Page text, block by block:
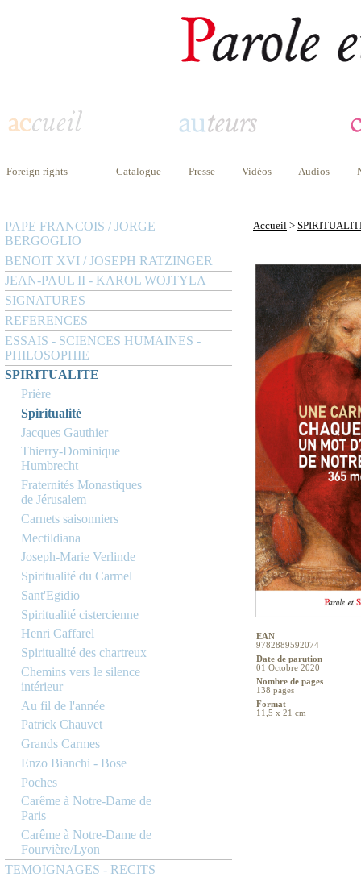
Foreign rights Catalogue Presse Vidéos Audios
PAPE FRANCOIS / JORGE
BERGOGLIO
BENOIT XVI / JOSEPH RATZINGER
JEAN-PAUL II - KAROL WOJTYLA
SIGNATURES
REFERENCES
ESSAIS - SCIENCES HUMAINES -
PHILOSOPHIE
SPIRITUALITE
Prière
Spiritualité
Jacques Gauthier
Thierry-Dominique
Humbrecht
Fraternités Monastiques
de Jérusalem
Carnets saisonniers
Mectildiana
Joseph-Marie Verlinde
Spiritualité du Carmel
Sant'Egidio
Spiritualité cistercienne
Henri Caffarel
Spiritualité des chartreux
Chemins vers le silence
intérieur
Au fil de l'année
Patrick Chauvet
Grands Carmes
Enzo Bianchi - Bose
Poches
Carême à Notre-Dame de
Paris
Carême à Notre-Dame de
Fourvière/Lyon
TEMOIGNAGES - RECITS
Accueil >
EAN
9782889592074
Date de parution
01 Octobre 2020
Nombre de pages
138 pages
Format
11,5 x 21 cm